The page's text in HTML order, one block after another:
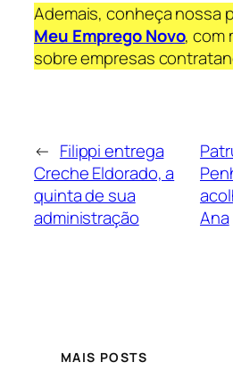
Ademais, conheça nossa
Meu Emprego Novo, com
sobre empresas
← Filippi entrega
Creche Eldorado, a
quinta de sua
administração
Ana
MAIS POSTS